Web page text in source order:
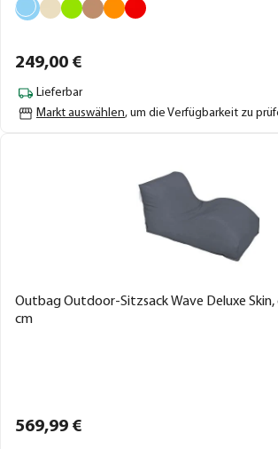
249,00 €
Lieferbar
Markt auswählen, um die Verfügbarkeit zu
Outbag Outdoor-Sitzsack Wave Deluxe Skin,
cm
569,99 €